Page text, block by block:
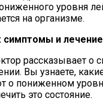
уровня
на организме.
симптомы и
рассказывает о
Вы узнаете,
о пониженном
это состояние.